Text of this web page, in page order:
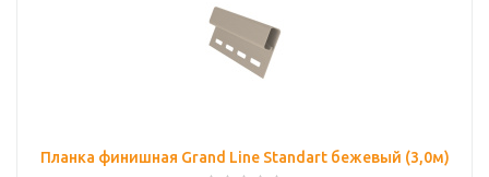
Планка финишная Grand Line Standart бежевый (3,0м)